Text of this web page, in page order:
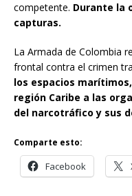
competente. Durante la
capturas.
La Armada de Colombia
frontal contra el crimen
los espacios
región Caribe a las
del narcotráfico y sus
Comparte esto:
Facebook